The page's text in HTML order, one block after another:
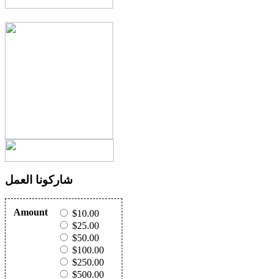
شاركونا العمل
Amount
$10.00
$25.00
$50.00
$100.00
$250.00
$500.00